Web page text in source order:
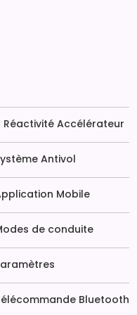
Réactivité Accélérateur
Antivol
Mobile
de conduite
Bluetooth